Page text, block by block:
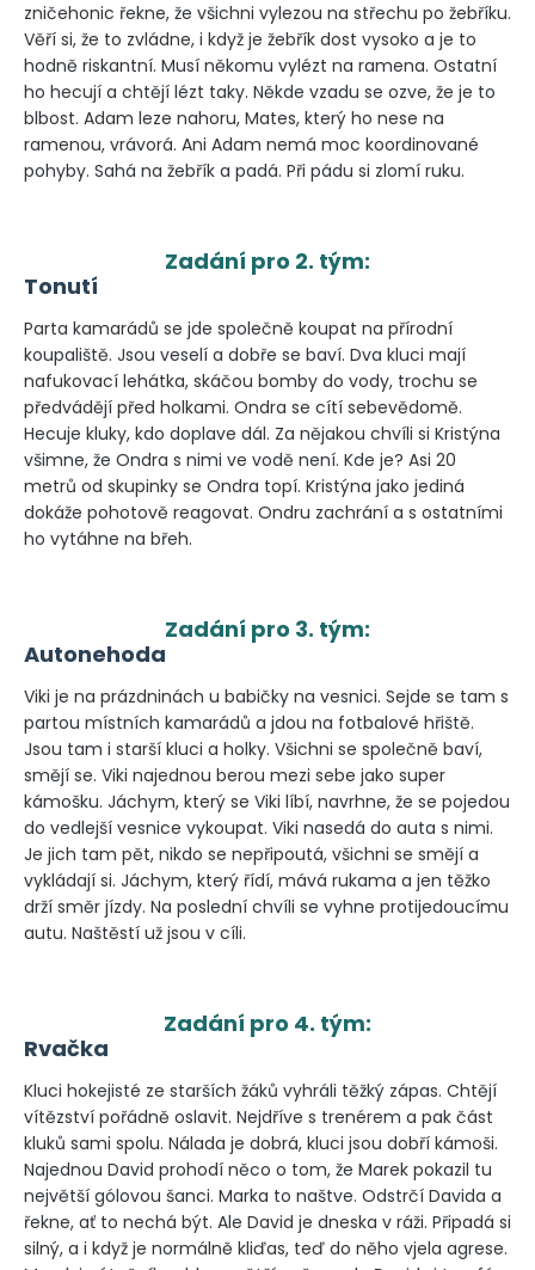
zničehonic řekne, že všichni vylezou na střechu po žebříku.
Věří si, že to zvládne, i když je žebřík dost vysoko a je to
hodně riskantní. Musí někomu vylézt na ramena. Ostatní
ho hecují a chtějí lézt taky. Někde vzadu se ozve, že je to
blbost. Adam leze nahoru, Mates, který ho nese na
ramenou, vrávorá. Ani Adam nemá moc koordinované
pohyby. Sahá na žebřík a padá. Při pádu si zlomí ruku.
Zadání pro 2. tým:
Tonutí
Parta kamarádů se jde společně koupat na přírodní
koupaliště. Jsou veselí a dobře se baví. Dva kluci mají
nafukovací lehátka, skáčou bomby do vody, trochu se
předvádějí před holkami. Ondra se cítí sebevědomě.
Hecuje kluky, kdo doplave dál. Za nějakou chvíli si Kristýna
všimne, že Ondra s nimi ve vodě není. Kde je? Asi 20
metrů od skupinky se Ondra topí. Kristýna jako jediná
dokáže pohotově reagovat. Ondru zachrání a s ostatními
ho vytáhne na břeh.
Zadání pro 3. tým:
Autonehoda
Viki je na prázdninách u babičky na vesnici. Sejde se tam s
partou místních kamarádů a jdou na fotbalové hřiště.
Jsou tam i starší kluci a holky. Všichni se společně baví,
smějí se. Viki najednou berou mezi sebe jako super
kámošku. Jáchym, který se Viki líbí, navrhne, že se pojedou
do vedlejší vesnice vykoupat. Viki nasedá do auta s nimi.
Je jich tam pět, nikdo se nepřipoutá, všichni se smějí a
vykládají si. Jáchym, který řídí, mává rukama a jen těžko
drží směr jízdy. Na poslední chvíli se vyhne protijedoucímu
autu. Naštěstí už jsou v cíli.
Zadání pro 4. tým:
Rvačka
Kluci hokejisté ze starších žáků vyhráli těžký zápas. Chtějí
vítězství pořádně oslavit. Nejdříve s trenérem a pak část
kluků sami spolu. Nálada je dobrá, kluci jsou dobří kámoši.
Najednou David prohodí něco o tom, že Marek pokazil tu
největší gólovou šanci. Marka to naštve. Odstrčí Davida a
řekne, ať to nechá být. Ale David je dneska v ráži. Připadá si
silný, a i když je normálně kliďas, teď do něho vjela agrese.